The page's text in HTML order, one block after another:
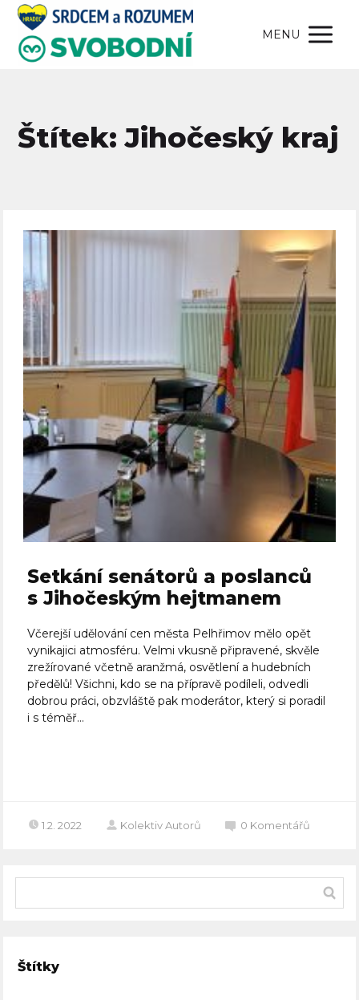
MENU
Štítek: Jihočeský kraj
Setkání senátorů a poslanců
s Jihočeským hejtmanem
Včerejší udělování cen města Pelhřimov mělo opět
vynikajici atmosféru. Velmi vkusně připravené, skvěle
zrežírované včetně aranžmá, osvětlení a hudebních
předělů! Všichni, kdo se na přípravě podíleli, odvedli
dobrou práci, obzvláště pak moderátor, který si poradil
i s téměř...
1.2. 2022 Kolektiv Autorů 0 Komentářů
Štítky